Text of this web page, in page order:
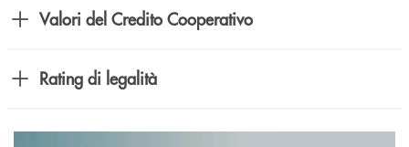
Valori del Credito Cooperativo
Rating di legalità